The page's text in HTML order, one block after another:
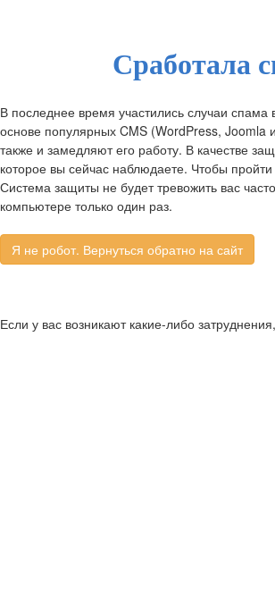
Сработала
В последнее время участились случаи
основе популярных CMS (WordPress, Joomla
также и замедляют его работу. В качестве
которое вы сейчас наблюдаете. Чтобы
Система защиты не будет тревожить вас
компьютере только один раз.
Если у вас возникают какие-либо